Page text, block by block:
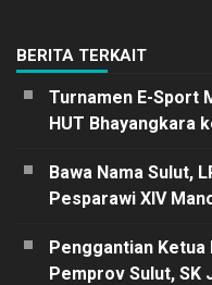
BERITA TERKAIT
Turnamen E-Sport
HUT Bhayangkara
Bawa Nama Sulut,
Pesparawi XIV
Penggantian Ketua
Pemprov Sulut, SK